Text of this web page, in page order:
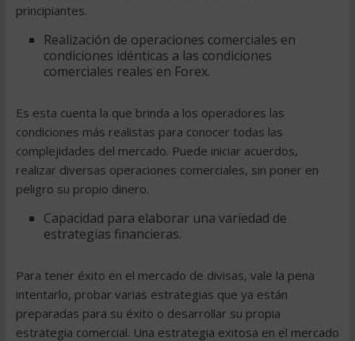
principiantes.
Realización de operaciones comerciales en
condiciones idénticas a las condiciones
comerciales reales en Forex.
Es esta cuenta la que brinda a los operadores las
condiciones más realistas para conocer todas las
complejidades del mercado. Puede iniciar acuerdos,
realizar diversas operaciones comerciales, sin poner en
peligro su propio dinero.
Capacidad para elaborar una variedad de
estrategias financieras.
Para tener éxito en el mercado de divisas, vale la pena
intentarlo, probar varias estrategias que ya están
preparadas para su éxito o desarrollar su propia
estrategia comercial. Una estrategia exitosa en el mercado